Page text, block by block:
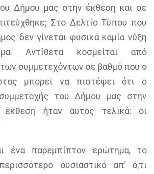
Δήμου μας στην έκθεση και σε
Στο Δελτίο Τύπου που
δεν γίνεται φυσικά καμία νύξη
Αντίθετα κοσμείται από
συμμετεχόντων σε βαθμό που ο
μπορεί να πιστέψει ότι ο
του Δήμου μας στην
έκθεση ήταν αυτός τελικά: οι
ένα παρεμπίπτον ερώτημα, το
ουσιαστικό απ’ ό,τι